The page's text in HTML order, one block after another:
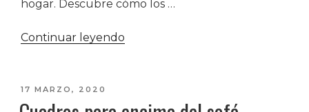
hogar. Descubre cómo los …
Continuar leyendo
el
PUBLICADO
17 MARZO, 2020